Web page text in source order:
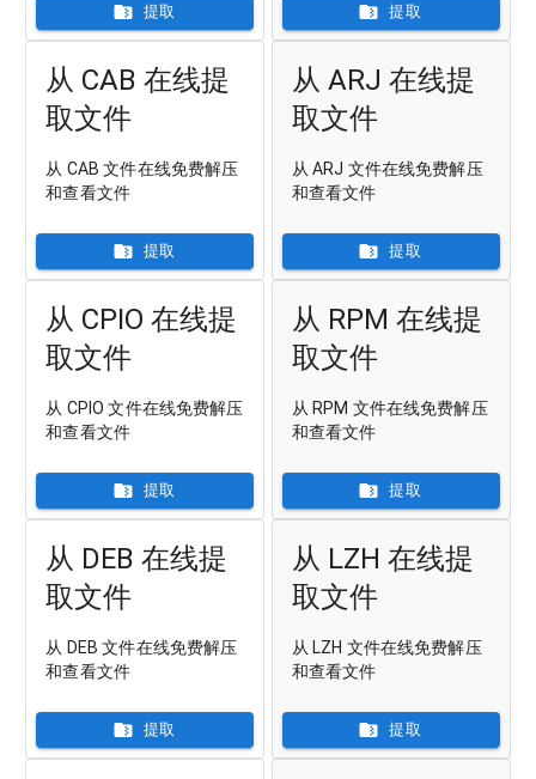
提取 提取
从 CAB 在线提
取文件
从 CAB 文件在线免费解压
和查看文件
提取
从 ARJ 在线提
取文件
从 ARJ 文件在线免费解压
和查看文件
提取
从 CPIO 在线提
取文件
从 CPIO 文件在线免费解压
和查看文件
提取
从 RPM 在线提
取文件
从 RPM 文件在线免费解压
和查看文件
提取
从 DEB 在线提
取文件
从 DEB 文件在线免费解压
和查看文件
提取
从 LZH 在线提
取文件
从 LZH 文件在线免费解压
和查看文件
提取